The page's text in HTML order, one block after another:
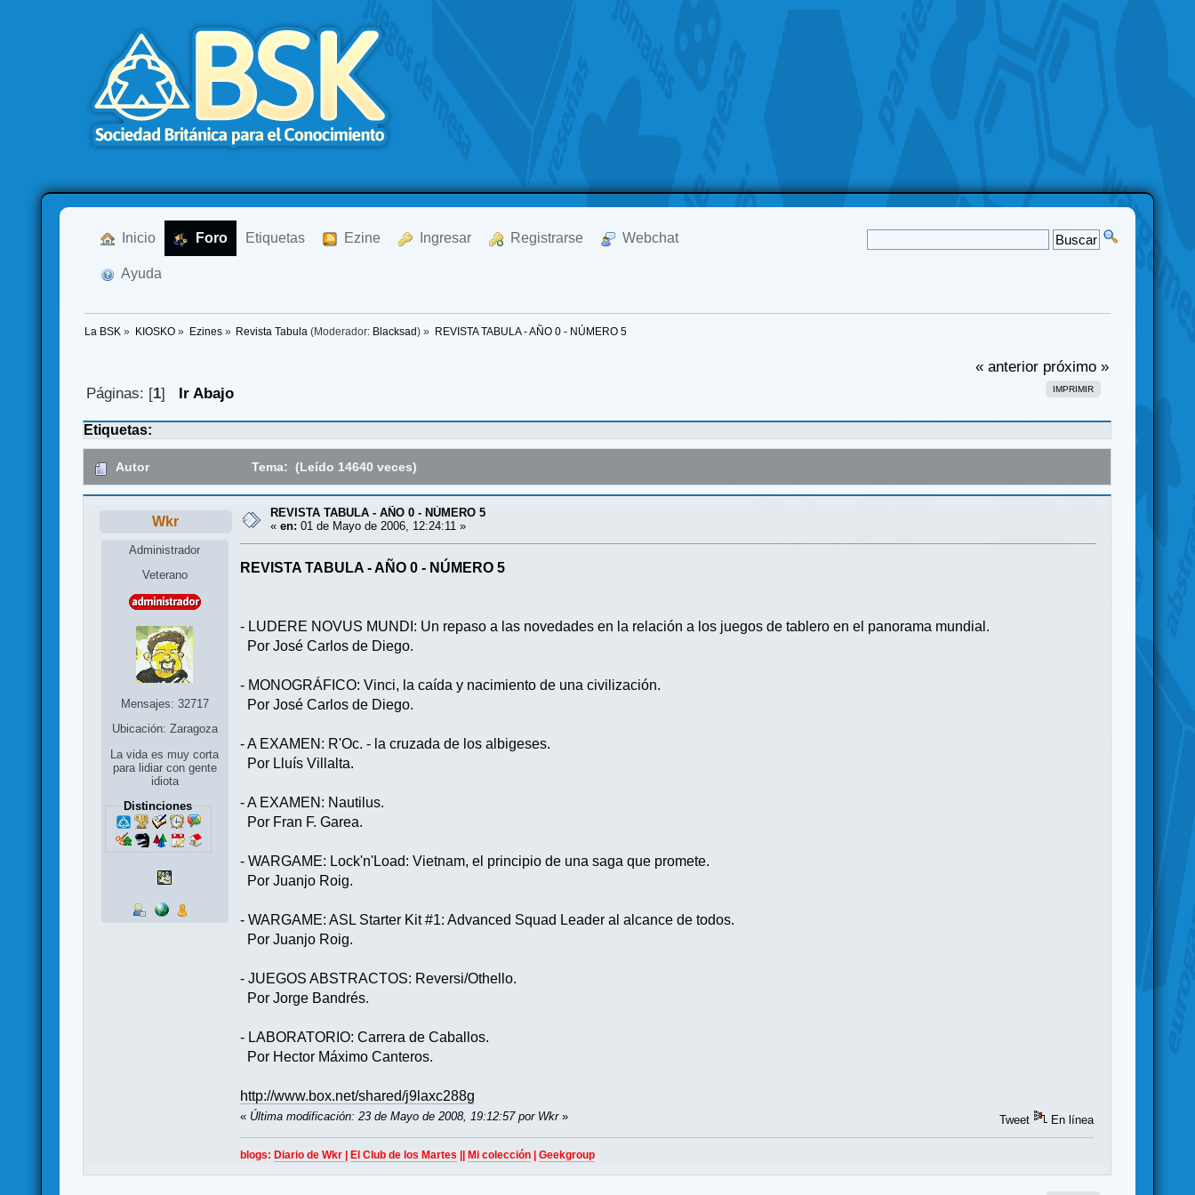
Inicio Foro Etiquetas Ezine Ingresar Registrarse Webchat
Ayuda
La BSK » KIOSKO» Ezines» Revista Tabula (Moderador: Blacksad ) » REVISTA TABULA - AÑO 0 - NÚMERO 5
« anterior próximo »
IMPRIMIR
Páginas: [1] Ir Abajo
Etiquetas:
Autor Tema: (Leído 14640 veces)
Wkr
Administrador
Veterano
Mensajes: 32717
Ubicación: Zaragoza
La vida es muy corta
para lidiar con gente
idiota
Distinciones
REVISTA TABULA - AÑO 0 - NÚMERO 5
«en: 01 de Mayo de 2006, 12:24:11 »
REVISTA TABULA - AÑO 0 - NÚMERO 5
- LUDERE NOVUS MUNDI: Un repaso a las novedades en la relación a los juegos de tablero en el panorama mundial.
Por José Carlos de Diego.
- MONOGRÁFICO: Vinci, la caída y nacimiento de una civilización.
Por José Carlos de Diego.
- A EXAMEN: R'Oc. - la cruzada de los albigeses.
Por Lluís Villalta.
- A EXAMEN: Nautilus.
Por Fran F. Garea.
- WARGAME: Lock'n'Load: Vietnam, el principio de una saga que promete.
Por Juanjo Roig.
- WARGAME: ASL Starter Kit #1: Advanced Squad Leader al alcance de todos.
Por Juanjo Roig.
- JUEGOS ABSTRACTOS: Reversi/Othello.
Por Jorge Bandrés.
- LABORATORIO: Carrera de Caballos.
Por Hector Máximo Canteros.
http://www.box.net/shared/j9laxc288g
« Última modificación: 23 de Mayo de 2008, 19:12:57 por Wkr» Tweet En línea
blogs:Diario de Wkr |El Club de los Martes ||Mi colección |Geekgroup